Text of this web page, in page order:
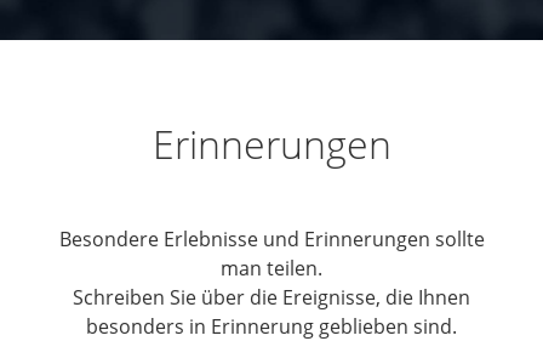
Erinnerungen
Besondere Erlebnisse und Erinnerungen sollte
man teilen.
Schreiben Sie über die Ereignisse, die Ihnen
besonders in Erinnerung geblieben sind.